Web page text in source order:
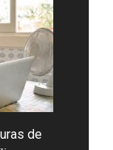
de